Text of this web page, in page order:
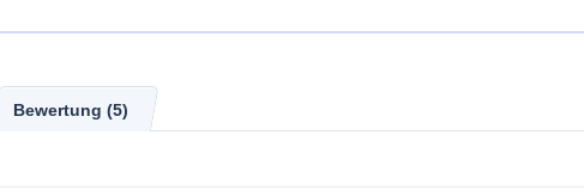
Bewertung (5)